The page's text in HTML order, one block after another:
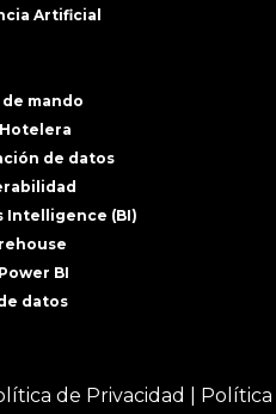
Artificial
mando
de datos
Intelligence (BI)
BI
datos
de Privacidad Política